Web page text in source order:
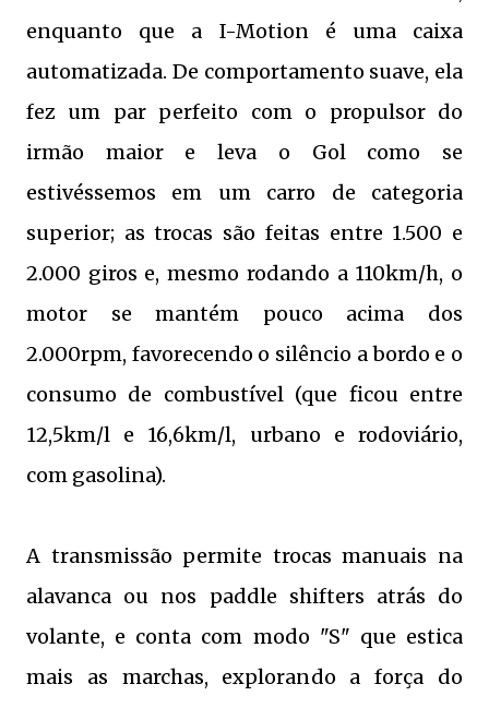
enquanto que a I-Motion é uma caixa
automatizada. De comportamento suave, ela
fez um par perfeito com o propulsor do
irmão maior e leva o Gol como se
estivéssemos em um carro de categoria
superior; as trocas são feitas entre 1.500 e
2.000 giros e, mesmo rodando a 110km/h, o
motor se mantém pouco acima dos
2.000rpm, favorecendo o silêncio a bordo e o
consumo de combustível (que ficou entre
12,5km/l e 16,6km/l, urbano e rodoviário,
com gasolina).
A transmissão permite trocas manuais na
alavanca ou nos paddle shifters atrás do
volante, e conta com modo "S" que estica
mais as marchas, explorando a força do